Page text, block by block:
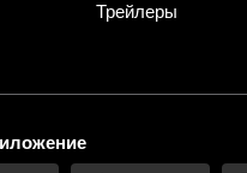
Трейлеры